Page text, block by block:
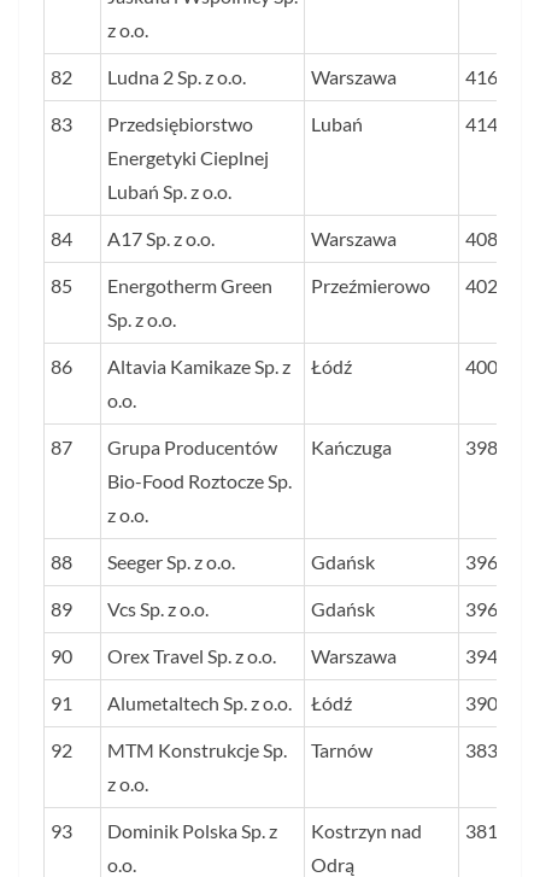
z o.o.
82 Ludna 2 Sp. z o.o. Warszawa 4161
83
Przedsiębiorstwo
Energetyki Cieplnej
Lubań Sp. z o.o.
Lubań 4146
84 A17 Sp. z o.o. Warszawa 4085
85
Energotherm Green
Sp. z o.o.
Przeźmierowo 4024
86
Altavia Kamikaze Sp. z
o.o.
Łódź 4009
87
Grupa Producentów
Bio-Food Roztocze Sp.
z o.o.
Kańczuga 3982
88 Seeger Sp. z o.o. Gdańsk 3969
89 Vcs Sp. z o.o. Gdańsk 3965
90 Orex Travel Sp. z o.o. Warszawa 3941
91 Alumetaltech Sp. z o.o. Łódź 3904
92
MTM Konstrukcje Sp.
z o.o.
Tarnów 3838
93
Dominik Polska Sp. z
o.o.
Kostrzyn nad
Odrą
3815